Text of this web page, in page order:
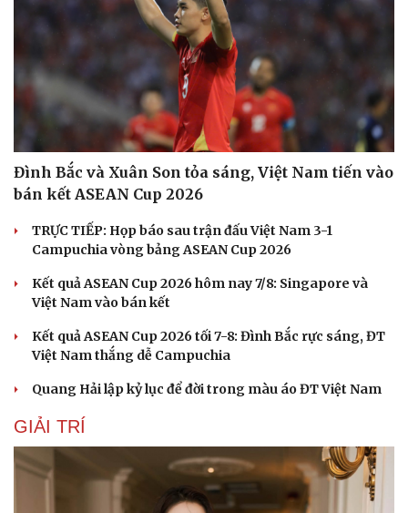
Văn học
Thời trang
Sao Việt
Đình Bắc và Xuân Son tỏa sáng, Việt Nam tiến vào
bán kết ASEAN Cup 2026
TRỰC TIẾP: Họp báo sau trận đấu Việt Nam 3-1
Campuchia vòng bảng ASEAN Cup 2026
Kết quả ASEAN Cup 2026 hôm nay 7/8: Singapore và
Việt Nam vào bán kết
Kết quả ASEAN Cup 2026 tối 7-8: Đình Bắc rực sáng, ĐT
Việt Nam thắng dễ Campuchia
Quang Hải lập kỷ lục để đời trong màu áo ĐT Việt Nam
GIẢI TRÍ